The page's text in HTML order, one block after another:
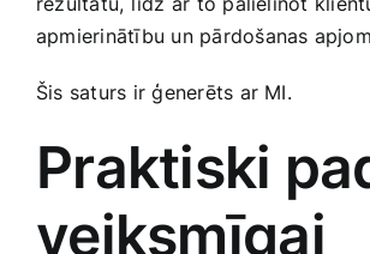
apmierinātību un pārdošanas
Šis saturs ir ģenerēts ar MI.
Praktiski
veiksmīgai